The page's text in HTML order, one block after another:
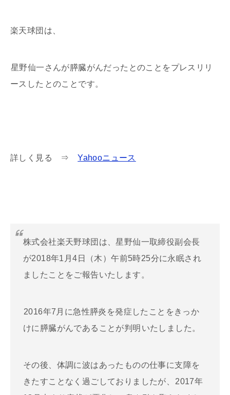
楽天球団は、
星野仙一さんが膵臓がんだったとのことをプレスリリ
ースした とのことです。
詳しく見る ⇒ Yahooニュース
株式会社楽天野球団は、星野仙一取締役副会長
が2018年1月4日（木）午前5時25分に永眠され
ましたことをご報告いたします。
2016年7月に急性膵炎を発症したことをきっか
けに膵臓がんであることが判明 いたしました。
その後、体調に波はあったものの仕事に支障を
きたすことなく過ごしておりましたが、 2017年